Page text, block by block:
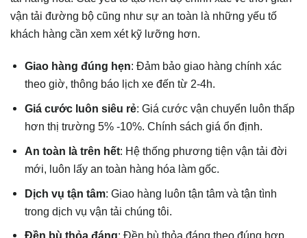
vận tải đường bộ cũng như sự an toàn là những yếu tố
khách hàng cần xem xét kỹ lưỡng hơn.
Giao hàng đúng hẹn: Đảm bảo giao hàng chính xác
theo giờ, thông báo lịch xe đến từ 2-4h.
Giá cước luôn siêu rẻ: Giá cước vận chuyển luôn thấp
hơn thị trường 5% -10%. Chính sách giá ổn định.
An toàn là trên hết: Hệ thống phương tiện vận tải đời
mới, luôn lấy an toàn hàng hóa làm gốc.
Dịch vụ tận tâm: Giao hàng luôn tận tâm và tận tình
trong dịch vụ vận tải chúng tôi.